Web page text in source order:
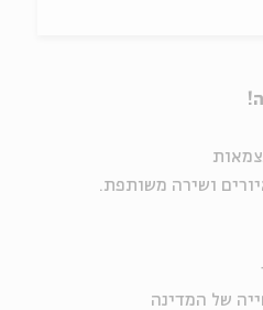
ושירה משותפת.
של המדינה